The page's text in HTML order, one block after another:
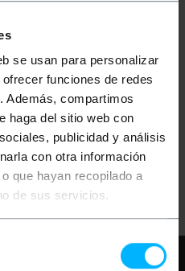
se usan para personalizar
funciones de redes
Además, compartimos
haga del sitio web con
publicidad y análisis
con otra información
que hayan recopilado a
de sus servicios.
Adaptador
rSMA-Hembra / rSMA-
Hembra Rosca a
PVP
2,66
0,40€
0,40€ IVA inc.
PVD
2,33
0,35€
Entrega inmediata REF: WH044
Cantidad